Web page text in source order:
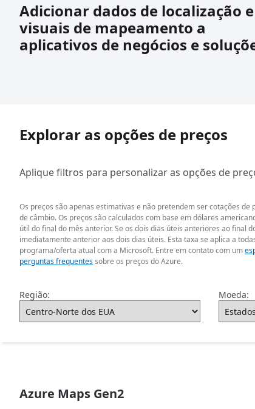
Adicionar dados de localização e
visuais de mapeamento a
aplicativos de negócios e
Explorar as opções de preços
Aplique filtros para personalizar as opções de
Os preços são apenas estimativas e não pretendem ser cotações
de câmbio. Os preços são calculados com base em dólares
útil do final do mês anterior. Se os dois dias úteis anteriores ao final
imediatamente anterior aos dois dias úteis. Esta taxa se aplica a
programa/oferta atual com a Microsoft. Entre em contato com um
perguntas frequentessobre os preços do Azure.
Região: Moeda:
Azure Maps Gen2